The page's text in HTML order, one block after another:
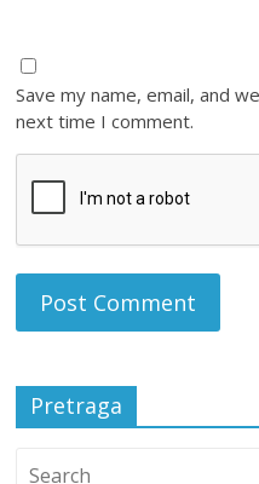
Save my name, email, and
next time I comment.
Pretraga